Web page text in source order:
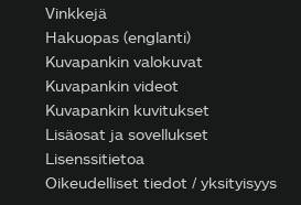
Vinkkejä
Hakuopas (englanti)
Kuvapankin valokuvat
Kuvapankin videot
Kuvapankin kuvitukset
Lisäosat ja sovellukset
Lisenssitietoa
Oikeudelliset tiedot / yksityisyys